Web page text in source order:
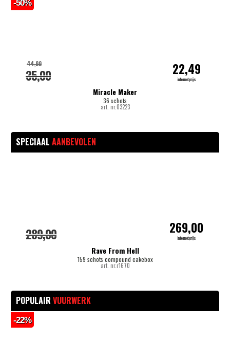
Miracle Maker
36 schots
art. nr.03223
35,00
44,99 22,49
internetprijs
-50%
SPECIAAL AANBEVOLEN
Rave From Hell
159 schots compound cakebox
art. nr.r1670
289,00 269,00
internetprijs
POPULAIR VUURWERK
-22%